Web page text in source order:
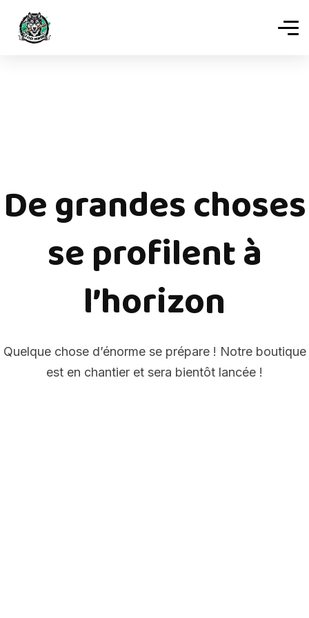
De grandes choses
se profilent à
l’horizon
Quelque chose d’énorme se prépare ! Notre boutique
est en chantier et sera bientôt lancée !